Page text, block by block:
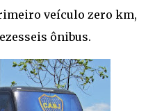
veículo zero km,
ônibus.